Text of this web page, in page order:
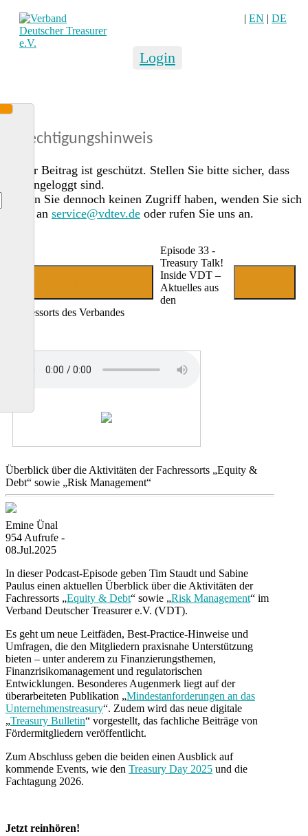
| EN | DE
Login
Berechtigungshinweis
Dieser Beitrag ist geschützt. Stellen Sie bitte sicher, dass
Sie eingeloggt sind.
Sollten Sie dennoch keinen Zugriff haben, wenden Sie sich
gerne an service@vdtev.de oder rufen Sie uns an.
Episode 33 -
Treasury Talk!
Inside VDT –
Aktuelles aus
den
Fachressorts des Verbandes
Überblick über die Aktivitäten der Fachressorts „Equity &
Debt“ sowie „Risk Management“
Emine Ünal
954 Aufrufe -
08.Jul.2025
In dieser Podcast-Episode geben Tim Staudt und Sabine
Paulus einen aktuellen Überblick über die Aktivitäten der
Fachressorts „Equity & Debt“ sowie „Risk Management“ im
Verband Deutscher Treasurer e.V. (VDT).
Es geht um neue Leitfäden, Best-Practice-Hinweise und
Umfragen, die den Mitgliedern praxisnahe Unterstützung
bieten – unter anderem zu Finanzierungsthemen,
Finanzrisikomanagement und regulatorischen
Entwicklungen. Besonderes Augenmerk liegt auf der
überarbeiteten Publikation „Mindestanforderungen an das
Unternehmenstreasury“. Zudem wird das neue digitale
„Treasury Bulletin“ vorgestellt, das fachliche Beiträge von
Fördermitgliedern veröffentlicht.
Zum Abschluss geben die beiden einen Ausblick auf
kommende Events, wie den Treasury Day 2025 und die
Fachtagung 2026.
Jetzt reinhören!